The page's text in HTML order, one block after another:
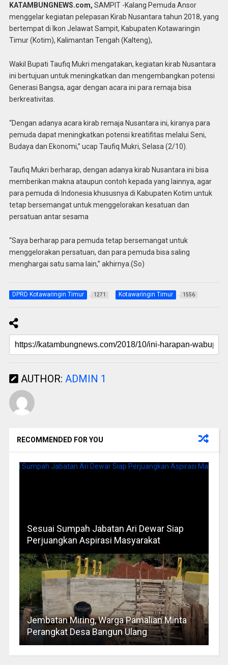
KATAMBUNGNEWS.com, SAMPIT -Kalang Pemuda Ansor
menggelar kegiatan pelepasan Kirab Nusantara tahun 2018, yang
bertempat di Ikon Jelawat Sampit, Kabupaten Kotawaringin
Timur (Kotim), Kalimantan Tengah (Kalteng),
Wakil Bupati Taufiq Mukri mengatakan, kegiatan kirab Nusantara
ini bertujuan untuk meningkatkan dan mengembangkan potensi
Generasi Bangsa, agar dengan acara ini para remaja bisa
berkreativitas.
“Dengan adanya acara kirab remaja Nusantara ini, kiranya para
pemuda dapat meningkatkan potensi kreatifitas melalui Seni,
Budaya dan Ekonomi,” ucap Taufiq Mukri, Selasa (2/10).
Taufiq Mukri berharap, dengan adanya kirab Nusantara ini bisa
memberikan makna ataupun contoh kepada yang lainnya, agar
para pemuda di Indonesia khususnya di Kabupaten Kotim untuk
tetap bersemangat untuk menggelorakan kesatuan dan
persatuan antar sesama
“Saya berharap para pemuda tetap bersemangat untuk
menggelorakan persatuan, dan para pemuda bisa saling
menghargai satu sama lain,” akhirnya.(So)
DPRD Kotawaringin Timur 1271 Kotawaringin Timur 1556
AUTHOR: ADMIN 1
RECOMMENDED FOR YOU
Sesuai Sumpah Jabatan Ari Dewar Siap
Perjuangkan Aspirasi Masyarakat
Jembatan Miring, Warga Pamalian Minta
Perangkat Desa Bangun Ulang